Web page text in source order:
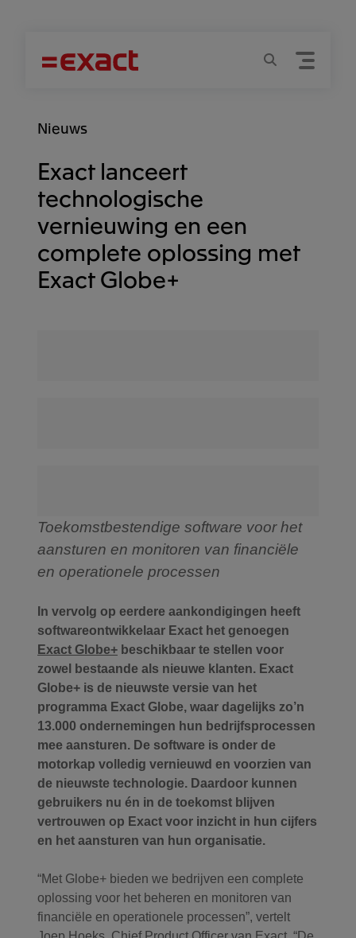
Menu
Zoeken
Nieuws
Exact lanceert
technologische
vernieuwing en een
complete oplossing met
Exact Globe+
Toekomstbestendige software voor het
aansturen en monitoren van financiële
en operationele processen
In vervolg op eerdere aankondigingen heeft
softwareontwikkelaar Exact het genoegen
Exact Globe+ beschikbaar te stellen voor
zowel bestaande als nieuwe klanten. Exact
Globe+ is de nieuwste versie van het
programma Exact Globe, waar dagelijks zo’n
13.000 ondernemingen hun bedrijfsprocessen
mee aansturen. De software is onder de
motorkap volledig vernieuwd en voorzien van
de nieuwste technologie. Daardoor kunnen
gebruikers nu én in de toekomst blijven
vertrouwen op Exact voor inzicht in hun cijfers
en het aansturen van hun organisatie.
“Met Globe+ bieden we bedrijven een complete
oplossing voor het beheren en monitoren van
financiële en operationele processen”, vertelt